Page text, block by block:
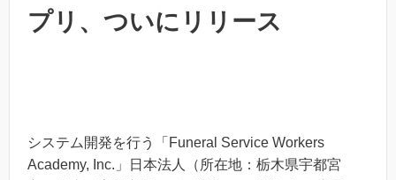
プリ、ついにリリース
システム開発を行う「Funeral Service Workers
Academy, Inc.」日本法人（所在地：栃木県宇都宮